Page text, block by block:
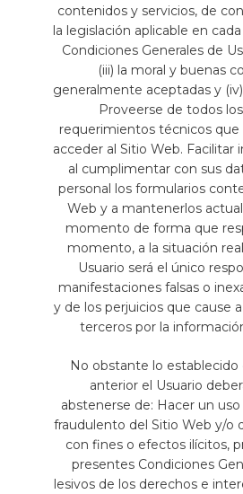
contenidos y servicios, de
la legislación aplicable en
Condiciones Generales de
(iii) la moral y buenas
generalmente aceptadas y
Proveerse de todos
requerimientos técnicos que
acceder al Sitio Web. Facilitar
al cumplimentar con sus
personal los formularios
Web y a mantenerlos
momento de forma que
momento, a la situación
Usuario será el único
manifestaciones falsas o
y de los perjuicios que cause
terceros por la
No obstante lo establecido
anterior el Usuario
abstenerse de: Hacer un
fraudulento del Sitio Web y/o
con fines o efectos ilícitos,
presentes Condiciones
lesivos de los derechos e